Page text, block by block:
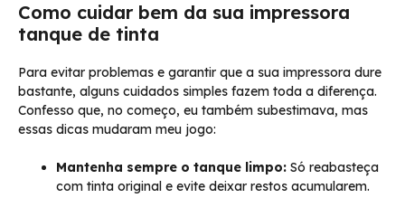
Como cuidar bem da sua impressora
tanque de tinta
Para evitar problemas e garantir que a sua impressora dure
bastante, alguns cuidados simples fazem toda a diferença.
Confesso que, no começo, eu também subestimava, mas
essas dicas mudaram meu jogo:
Mantenha sempre o tanque limpo: Só reabasteça
com tinta original e evite deixar restos acumularem.